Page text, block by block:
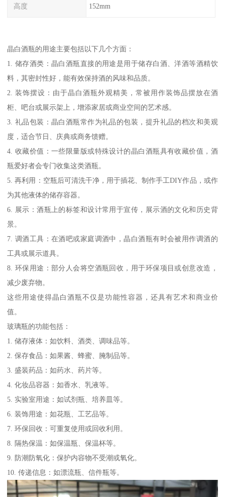
高度 152mm
晶白酒瓶的用途主要包括以下几个方面：
1. 储存酒类：晶白酒瓶直接的用途是用于储存白酒、洋酒等酒精饮
料，其密封性好，能有效保持酒的风味和品质。
2. 装饰摆设：由于晶白酒瓶外观精美，常被用作装饰品摆放在酒
柜、吧台或展示架上，增添家居或商业空间的艺术感。
3. 礼品包装：晶白酒瓶常作为礼品的包装，提升礼品的档次和美观
度，适合节日、庆典或商务馈赠。
4. 收藏价值：一些限量版或特殊设计的晶白酒瓶具有收藏价值，酒
瓶爱好者会专门收集这类酒瓶。
5. 再利用：空瓶后可清洗干净，用于插花、制作手工DIY作品，或作
为其他液体的储存容器。
6. 展示：酒瓶上的标签和设计常用于宣传，展示酒的文化和历史背
景。
7. 调酒工具：在酒吧或家庭调酒中，晶白酒瓶有时会被用作调酒的
工具或展示道具。
8. 环保用途：部分人会将空酒瓶回收，用于环保项目或创意改造，
减少废弃物。
这些用途使得晶白酒瓶不仅是功能性容器，还具有艺术和商业价
值。
玻璃瓶的功能包括：
1. 储存液体：如饮料、酒类、调味品等。
2. 保存食品：如果酱、蜂蜜、腌制品等。
3. 盛装药品：如药水、药片等。
4. 化妆品容器：如香水、乳液等。
5. 实验室用途：如试剂瓶、培养皿等。
6. 装饰用途：如花瓶、工艺品等。
7. 环保回收：可重复使用或回收利用。
8. 隔热保温：如保温瓶、保温杯等。
9. 防潮防氧化：保护内容物不受潮或氧化。
10. 传递信息：如漂流瓶、信件瓶等。